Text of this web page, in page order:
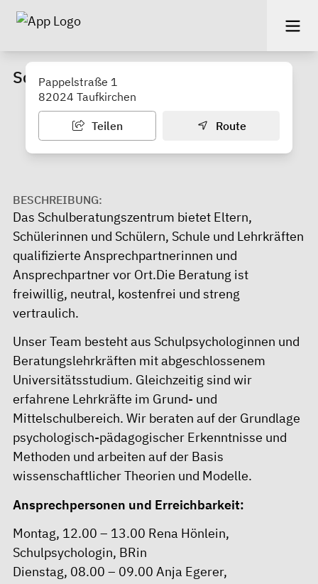
Schulberatungszentrum Taufkirchen
Pappelstraße 1
82024 Taufkirchen
Teilen Route
BESCHREIBUNG:
Das Schulberatungszentrum bietet Eltern,
Schülerinnen und Schülern, Schule und Lehrkräften
qualifizierte Ansprechpartnerinnen und
Ansprechpartner vor Ort.Die Beratung ist
freiwillig, neutral, kostenfrei und streng
vertraulich.
Unser Team besteht aus Schulpsychologinnen und
Beratungslehrkräften mit abgeschlossenem
Universitätsstudium. Gleichzeitig sind wir
erfahrene Lehrkräfte im Grund- und
Mittelschulbereich. Wir beraten auf der Grundlage
psychologisch-pädagogischer Erkenntnisse und
Methoden und arbeiten auf der Basis
wissenschaftlicher Theorien und Modelle.
Ansprechpersonen und Erreichbarkeit:
Montag, 12.00 – 13.00 Rena Hönlein,
Schulpsychologin, BRin
Dienstag, 08.00 – 09.00 Anja Egerer,